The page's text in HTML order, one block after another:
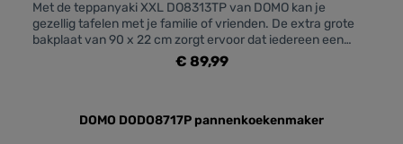
Met de teppanyaki XXL DO8313TP van DOMO kan je
gezellig tafelen met je familie of vrienden. De extra grote
bakplaat van 90 x 22 cm zorgt ervoor dat iedereen een
plekje heeft om zijn vlees, vis of groenten te bakken. Met
haar 1800 W warmt deze teppanyaki snel op naar de
overtollig vet en vocht schoon opgevangen wordt. De
€ 89,99
DOMO DODO8717P pannenkoekenmaker